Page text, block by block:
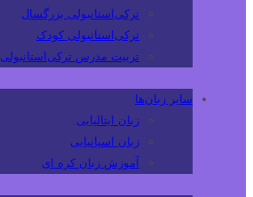
ترکی‌استانبولی بزرگسال
ترکی‌استانبولی کودک
تربیت مدرس ترکی‌استانبولی
سایر زبان‌ها
زبان ایتالیایی
زبان اسپانیایی
آموزش زبان کره ای